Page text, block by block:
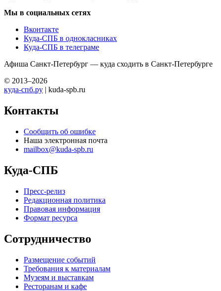
Мы в социальных сетях
Вконтакте
Куда-СПБ в однокласниках
Куда-СПБ в телеграме
Афиша Санкт-Петербург — куда сходить в Санкт-Петербурге
© 2013–2026
куда-спб.ру | kuda-spb.ru
Контакты
Сообщить об ошибке
Наша электронная почта
mailbox@kuda-spb.ru
Куда-СПБ
Пресс-релиз
Редакционная политика
Правовая информация
Формат ресурса
Сотрудничество
Размещение событий
Требования к материалам
Музеям и выставкам
Ресторанам и кафе